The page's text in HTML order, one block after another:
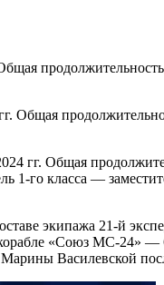
Общая
гг. Общая
го класса —
экипажа 21-й
«Союз МС-24» —
Василевской